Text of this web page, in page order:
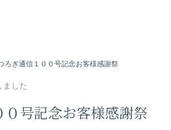
ろぎ通信１００号記念お客様感謝祭
した
０号記念お客様感謝祭